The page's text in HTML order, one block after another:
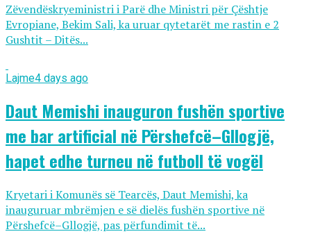
Zëvendëskryeministri i Parë dhe Ministri për Çështje
Evropiane, Bekim Sali, ka uruar qytetarët me rastin e 2
Gushtit – Ditës...
Lajme4 days ago
Daut Memishi inauguron fushën sportive
me bar artificial në Përshefcë–Gllogjë,
hapet edhe turneu në futboll të vogël
Kryetari i Komunës së Tearcës, Daut Memishi, ka
inauguruar mbrëmjen e së dielës fushën sportive në
Përshefcë–Gllogjë, pas përfundimit të...